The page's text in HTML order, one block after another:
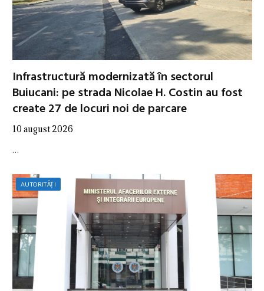
Infrastructură modernizată în sectorul
Buiucani: pe strada Nicolae H. Costin au fost
create 27 de locuri noi de parcare
10 august 2026
…
AUTORITĂȚI